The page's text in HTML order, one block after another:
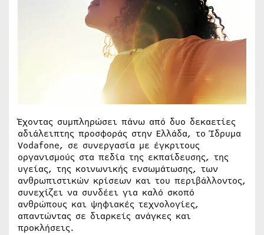
Έχοντας συμπληρώσει πάνω από δυο δεκαετίες
αδιάλειπτης προσφοράς στην Ελλάδα, το Ίδρυμα
Vodafone, σε συνεργασία με έγκριτους
οργανισμούς στα πεδία της εκπαίδευσης, της
υγείας, της κοινωνικής ενσωμάτωσης, των
ανθρωπιστικών κρίσεων και του περιβάλλοντος,
συνεχίζει να συνδέει για καλό σκοπό
ανθρώπους και ψηφιακές τεχνολογίες,
απαντώντας σε διαρκείς ανάγκες και
προκλήσεις.